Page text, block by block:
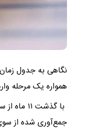
نگاهی به جدول
همواره یک مرحله
جمع‌آوری شده از